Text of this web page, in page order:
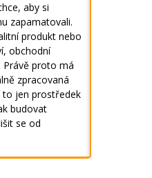
aby si
zapamatovali.
produkt nebo
obchodní
Právě proto má
zpracovaná
to jen prostředek
budovat
se od